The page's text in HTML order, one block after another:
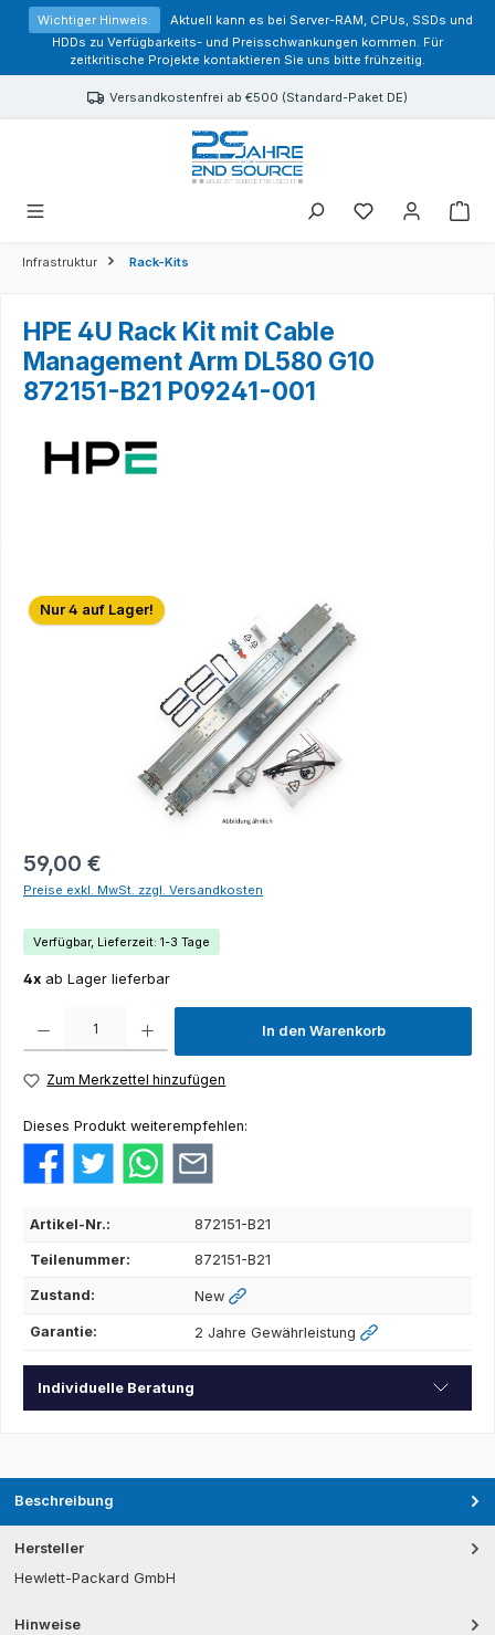
springen
Wichtiger Hinweis:
Aktuell kann es bei Server-RAM, CPUs, SSDs und
HDDs zu Verfügbarkeits- und Preisschwankungen kommen. Für
zeitkritische Projekte kontaktieren Sie uns bitte frühzeitig.
Versandkostenfrei ab €500 (Standard-Paket DE)
Sie haben 0
Infrastruktur Rack-Kits
HPE 4U Rack Kit mit Cable
Management Arm DL580 G10
872151-B21 P09241-001
Bildergalerie überspringen
Nur 4 auf Lager!
59,00 €
Preise exkl. MwSt. zzgl. Versandkosten
Verfügbar, Lieferzeit: 1-3 Tage
4x ab Lager lieferbar
In den Warenkorb
Zum Merkzettel hinzufügen
Dieses Produkt weiterempfehlen:
Artikel-Nr.: 872151-B21
Teilenummer: 872151-B21
Zustand: New
Garantie: 2 Jahre Gewährleistung
Individuelle Beratung
Beschreibung
Hersteller
Hewlett-Packard GmbH
Hinweise